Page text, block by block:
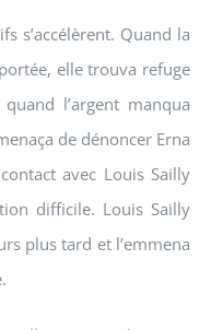
s’accélèrent. Quand la
elle trouva refuge
l’argent manqua
de dénoncer Erna
avec Louis Sailly
difficile. Louis Sailly
plus tard et l’emmena